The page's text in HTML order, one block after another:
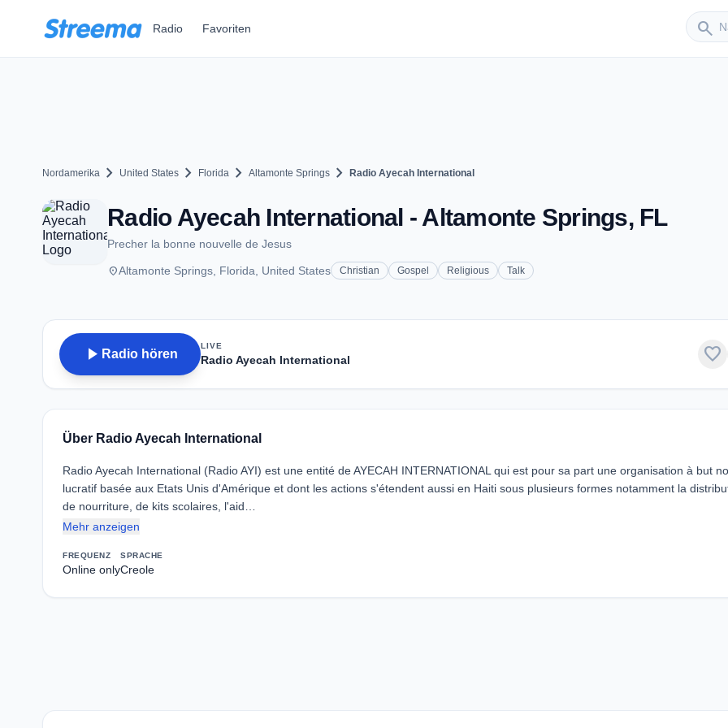
Radio Favoriten search
Sender
Nordamerika chevron_right United States chevron_right Florida chevron_right Altamonte Springs chevron_right Radio Ayecah International
Radio Ayecah International - Altamonte Springs, FL
Precher la bonne nouvelle de Jesus
placeAltamonte Springs, Florida, United States Christian Gospel Religious Talk
play_arrow Radio hören
LIVE
Radio Ayecah International favorite
Über Radio Ayecah International
Radio Ayecah International (Radio AYI) est une entité de AYECAH INTERNATIONAL qui est pour sa part une organisation à but
lucratif basée aux Etats Unis d'Amérique et dont les actions s'étendent aussi en Haiti sous plusieurs formes notamment la
de nourriture, de kits scolaires, l'aid…
Mehr anzeigen
FREQUENZ
Online only
SPRACHE
Creole